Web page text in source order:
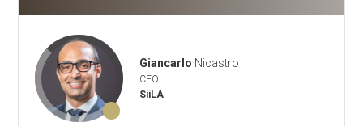
Giancarlo Nicastro
CEO
SiiLA